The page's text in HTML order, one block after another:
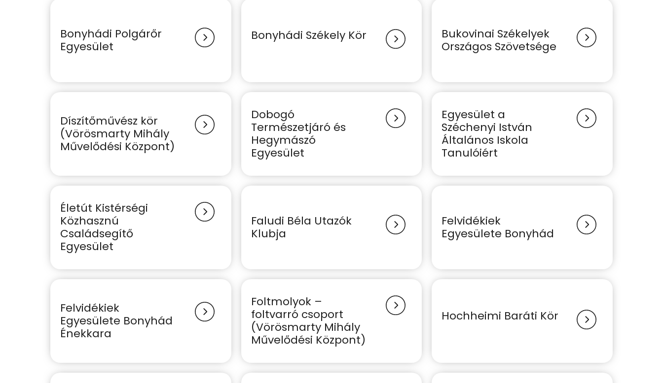
Bonyhádi Polgárőr
Egyesület
Bonyhádi Székely Kör
Bukovinai Székelyek
Országos Szövetsége
Díszítőművész kör
(Vörösmarty Mihály
Művelődési Központ)
Dobogó
Természetjáró és
Hegymászó
Egyesület
Egyesület a
Széchenyi István
Általános Iskola
Tanulóiért
Életút Kistérségi
Közhasznú
Családsegítő
Egyesület
Faludi Béla Utazók
Klubja
Felvidékiek
Egyesülete Bonyhád
Felvidékiek
Egyesülete Bonyhád
Énekkara
Foltmolyok –
foltvarró csoport
(Vörösmarty Mihály
Művelődési Központ)
Hochheimi Baráti Kör